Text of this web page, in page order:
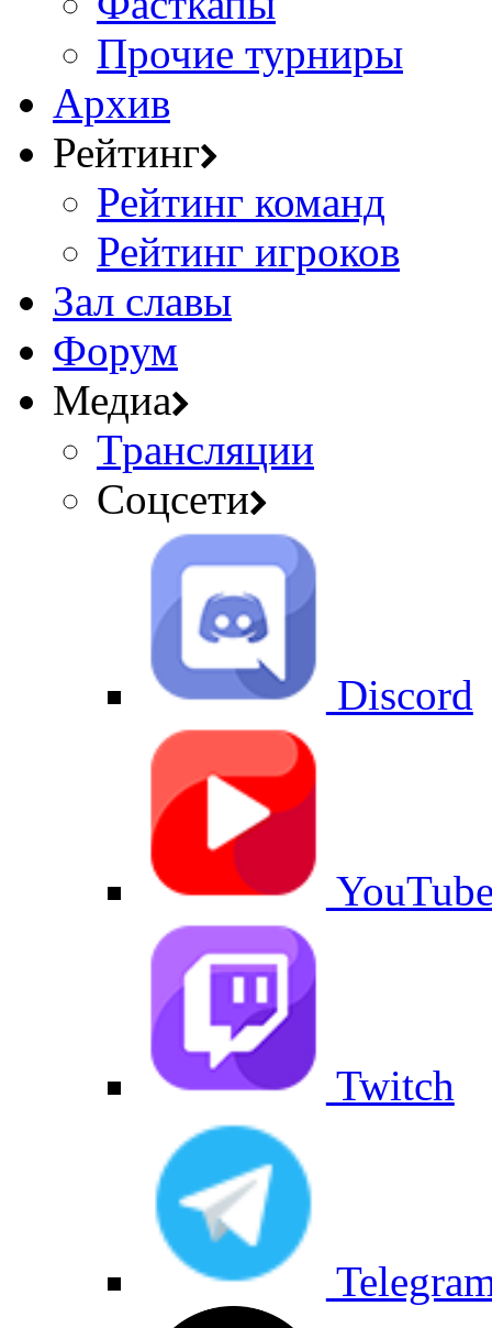
Прочие турниры
Архив
Рейтинг
Рейтинг команд
Рейтинг игроков
Зал славы
Форум
Медиа
Трансляции
Соцсети
Discord
Twitch